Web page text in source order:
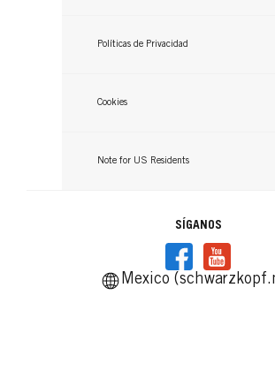
Políticas de Privacidad
Cookies
Note for US Residents
SÍGANOS
Mexico